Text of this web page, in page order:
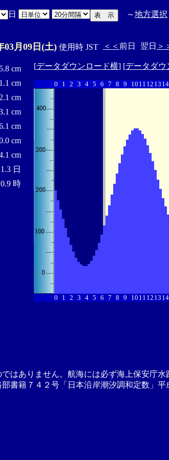
日 ～地方選択
03月09日(土) 使用時 JST ＜＜ 前日 翌日 ＞
cm
cm
cm
cm
cm
cm
cm
1.3 日
時
[データダウンロード横] [データダウ
0 1 2 3 4 5 6 7 8 9 10 11 12 13 14
0 1 2 3 4 5 6 7 8 9 10 11 12 13 14
はありません。航海には必ず海上保安庁水
書籍７４２号「日本沿岸潮汐調和定数」平